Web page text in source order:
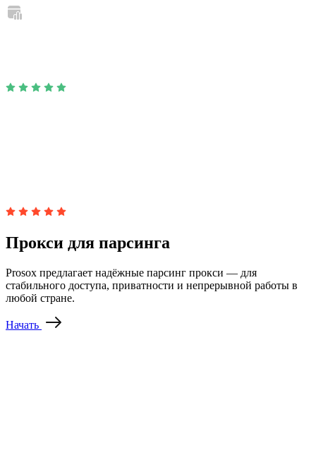
Прокси для парсинга
Prosox предлагает надёжные парсинг прокси — для
стабильного доступа, приватности и непрерывной работы в
любой стране.
Начать